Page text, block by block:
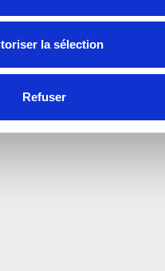
la sélection
Refuser